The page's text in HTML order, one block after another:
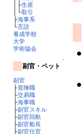
│├生産
│└取引
├海事系
└言語
養成学校
大学
学術協会
↑
副官・ペット
副官
├冒険職
├交易職
├海事職
├副官スキル
├副官回航
├副官船長
├副官仕官